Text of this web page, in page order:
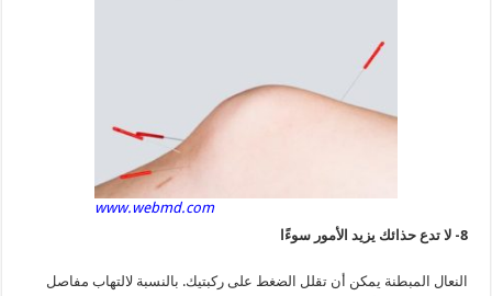
www.webmd.com
8- لا تدع حذائك يزيد الأمور سوءًا
النعال المبطنة يمكن أن تقلل الضغط على ركبتيك. بالنسبة لالتهاب مفاصل